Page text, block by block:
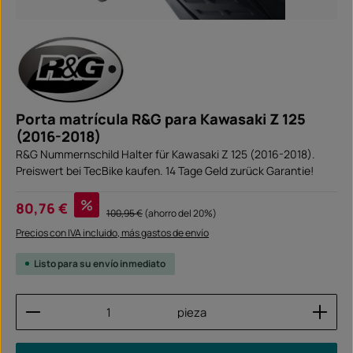
Porta matrícula R&G para Kawasaki Z 125
(2016-2018)
R&G Nummernschild Halter für Kawasaki Z 125 (2016-2018).
Preiswert bei TecBike kaufen. 14 Tage Geld zurück Garantie!
Precio de venta:
80,76 € % Precio normal:
100,95 €(ahorro del 20%)
Precios con IVA incluido, más gastos de envío
Listo para su envío inmediato
Cantidad del producto: introduce la cantidad
pieza